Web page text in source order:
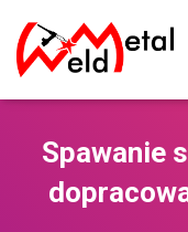
Spawanie